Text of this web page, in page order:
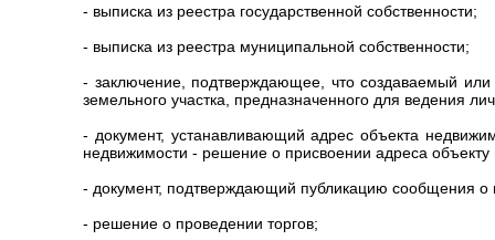
- выписка из реестра государственной собственности;
- выписка из реестра муниципальной собственности;
- заключение, подтверждающее, что создаваемый
земельного участка, предназначенного для ведения
- документ, устанавливающий адрес объекта
недвижимости - решение о присвоении адреса
- документ, подтверждающий публикацию сообщения о
- решение о проведении торгов;